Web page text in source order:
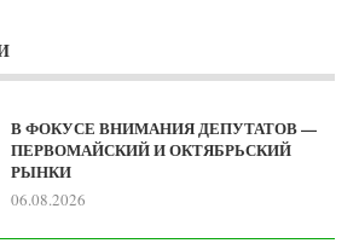
В ФОКУСЕ ВНИМАНИЯ ДЕПУТАТОВ —
ПЕРВОМАЙСКИЙ И ОКТЯБРЬСКИЙ
РЫНКИ
06.08.2026